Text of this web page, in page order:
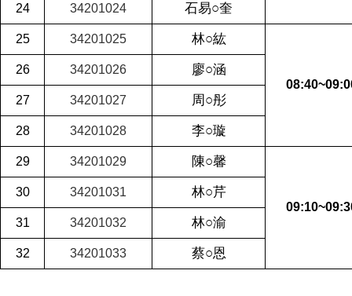
24 34201024 石易○奎
25 34201025 林○紘
26 34201026 廖○涵
27 34201027 周○彤
28 34201028 李○璇
29 34201029 陳○馨
30 34201031 林○芹
31 34201032 林○渝
32 34201033 蔡○恩